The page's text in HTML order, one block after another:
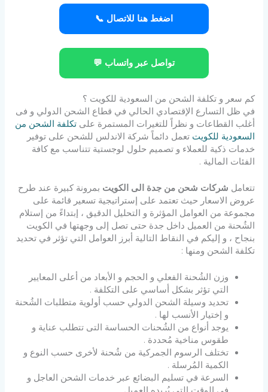
اضغط هنا للاتصال 📞
تواصل عبر واتساب 💬
كم سعر و تكلفة الشحن من السعودية للكويت ؟
في ظل التسارع الإقتصادي الحالي في قطاع الشحن الدولي و فى
أغلب القطاعات و نظراً للتغيرات المستمرة علىتكلفة الشحن من
السعودية للكويت تعمل دائماً شركة الاندلس للشحن على توفير
خدمات ذكية للعملاء و تصميم حلول لوجستية تتناسب مع كافة
الفئات المالية .
تتعامل شركات شحن من جدة الى الكويت بمرونة كبيرة عند طرح
عروض الاسعار حيث تعتمد على إستراتيجية تسعير قائمة على
مجموعة من العوامل المؤثرة و التحليل الدقيق ، إبتداءً من إستلام
الشُحنة من العميل داخل جدة حتى تصل إلى وجهتها في الكويت
بنجاح ، و إليكم في النقاط التالية أبرز العوامل التي تؤثر في تحديد
تكلفة الشحن ومنها :
وزن الشُحنة الفعلي و الحجم و الأبعاد من أعلى المعايير
التي تؤثر بشكل أساسي على التكلفة .
تحديد وسيلة الشحن الدولي حسب أولوية متطلبات الشُحنة
و إختيار الأنسب لها .
يوجد أنواع من الشُحنات الحساسة التى تتطلب عناية و
طقوس مناخية مُحددة .
تختلف الرسوم الجمركية من شُحنة لأخرى حسب النوع و
الكمية المُرسلة .
السرعة في تسليم البضائع عبر خدمات الشحن العاجل و